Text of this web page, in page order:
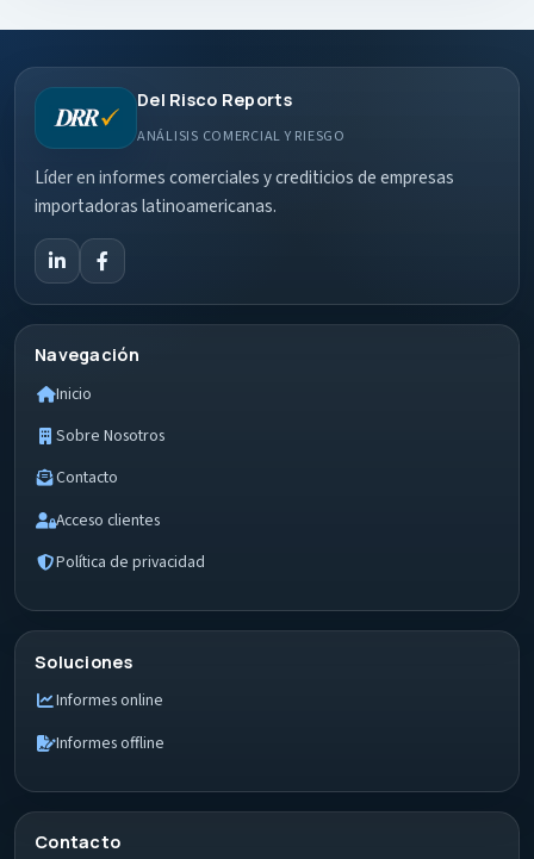
Del Risco Reports
ANÁLISIS COMERCIAL Y RIESGO
Líder en informes comerciales y crediticios de empresas
importadoras latinoamericanas.
Navegación
Inicio
Sobre Nosotros
Contacto
Acceso clientes
Política de privacidad
Soluciones
Informes online
Informes offline
Contacto